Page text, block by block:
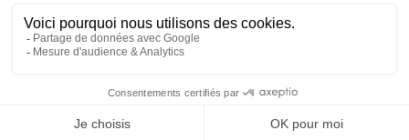
NOS RÉALISATIONS
NOUS SUIVRE